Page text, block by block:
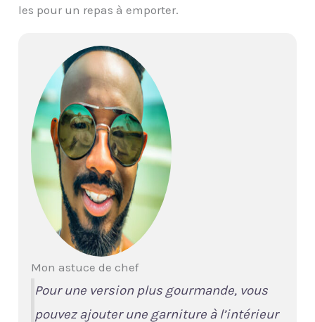
les pour un repas à emporter.
Mon astuce de chef
Pour une version plus gourmande, vous
pouvez ajouter une garniture à l’intérieur